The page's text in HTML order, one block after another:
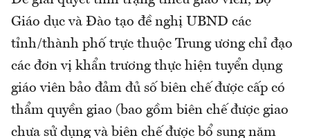
Giáo dục và Đào tạo đề nghị UBND các
tỉnh/thành phố trực thuộc Trung ương chỉ đạo
các đơn vị khẩn trương thực hiện tuyển dụng
giáo viên bảo đảm đủ số biên chế được cấp có
thẩm quyền giao (bao gồm biên chế được giao
chưa sử dụng và biên chế được bổ sung năm